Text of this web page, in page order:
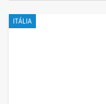
ITÁLIA